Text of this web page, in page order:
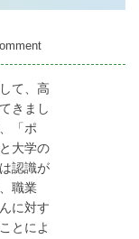
て、高
きまし
「ポ
大学の
認識が
職業
に対す
とによ